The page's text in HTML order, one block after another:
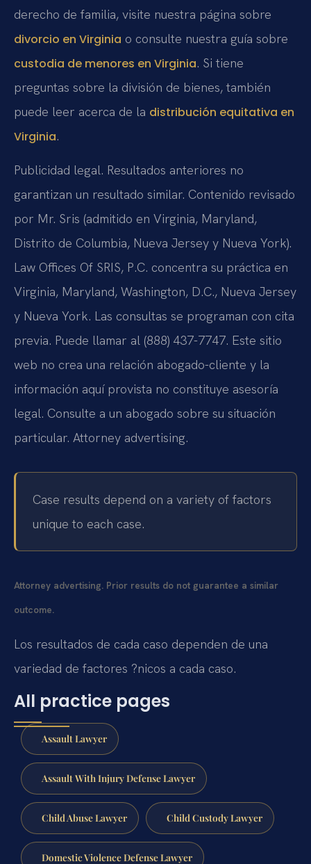
derecho de familia, visite nuestra página sobre
divorcio en Virginia o consulte nuestra guía sobre
custodia de menores en Virginia. Si tiene
preguntas sobre la división de bienes, también
puede leer acerca de la distribución equitativa en
Virginia.
Publicidad legal. Resultados anteriores no
garantizan un resultado similar. Contenido revisado
por Mr. Sris (admitido en Virginia, Maryland,
Distrito de Columbia, Nueva Jersey y Nueva York).
Law Offices Of SRIS, P.C. concentra su práctica en
Virginia, Maryland, Washington, D.C., Nueva Jersey
y Nueva York. Las consultas se programan con cita
previa. Puede llamar al (888) 437-7747. Este sitio
web no crea una relación abogado-cliente y la
información aquí provista no constituye asesoría
legal. Consulte a un abogado sobre su situación
particular. Attorney advertising.
Case results depend on a variety of factors
unique to each case.
Attorney advertising. Prior results do not guarantee a similar
outcome.
Los resultados de cada caso dependen de una
variedad de factores ?nicos a cada caso.
All practice pages
Assault Lawyer
Assault With Injury Defense Lawyer
Child Abuse Lawyer Child Custody Lawyer
Domestic Violence Defense Lawyer